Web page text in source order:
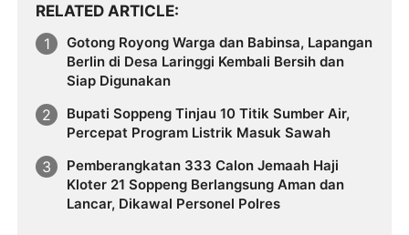
RELATED ARTICLE
Gotong Royong Warga dan Babinsa, Lapangan
Berlin di Desa Laringgi Kembali Bersih dan
Siap Digunakan
Bupati Soppeng Tinjau 10 Titik Sumber Air,
Percepat Program Listrik Masuk Sawah
Pemberangkatan 333 Calon Jemaah Haji
Kloter 21 Soppeng Berlangsung Aman dan
Lancar, Dikawal Personel Polres